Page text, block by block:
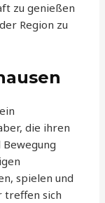
zu genießen
Region zu
die ihren
spielen und
treffen sich